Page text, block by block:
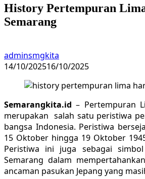
History Pertempuran
Semarang
adminsmgkita
14/10/202516/10/2025
Semarangkita.id – Pertempuran
merupakan salah satu peristiwa
bangsa Indonesia. Peristiwa
15 Oktober hingga 19 Oktober
Peristiwa ini juga sebagai
Semarang dalam
ancaman pasukan Jepang yang